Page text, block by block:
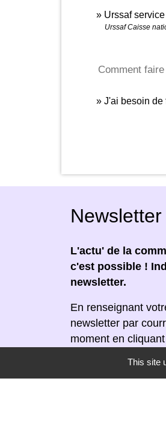
Urssaf
Urssaf Caisse
Comment
J'ai besoin de
Newsletter
L'actu' de la
c'est possible !
newsletter.
En renseignant
newsletter par
moment en
This site